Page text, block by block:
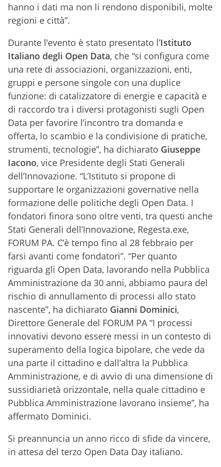
hanno i dati ma non li rendono disponibili, molte
regioni e città”.
Durante l’evento è stato presentato l’Istituto
Italiano degli Open Data, che “si configura come
una rete di associazioni, organizzazioni, enti,
gruppi e persone singole con una duplice
funzione: di catalizzatore di energie e capacità e
di raccordo tra i diversi protagonisti sugli Open
Data per favorire l’incontro tra domanda e
offerta, lo scambio e la condivisione di pratiche,
strumenti, tecnologie”, ha dichiarato Giuseppe
Iacono, vice Presidente degli Stati Generali
dell’Innovazione. “L’Istituto si propone di
supportare le organizzazioni governative nella
formazione delle politiche degli Open Data. I
fondatori finora sono oltre venti, tra questi anche
Stati Generali dell’Innovazione, Regesta.exe,
FORUM PA. C’è tempo fino al 28 febbraio per
farsi avanti come fondatori”. “Per quanto
riguarda gli Open Data, lavorando nella Pubblica
Amministrazione da 30 anni, abbiamo paura del
rischio di annullamento di processi allo stato
nascente”, ha dichiarato Gianni Dominici,
Direttore Generale del FORUM PA “I processi
innovativi devono essere messi in un contesto di
superamento della logica bipolare, che vede da
una parte il cittadino e dall’altra la Pubblica
Amministrazione, e di avvio di una dimensione di
sussidiarietà orizzontale, nella quale cittadino e
Pubblica Amministrazione lavorano insieme”, ha
affermato Dominici.
Si preannuncia un anno ricco di sfide da vincere,
in attesa del terzo Open Data Day italiano.